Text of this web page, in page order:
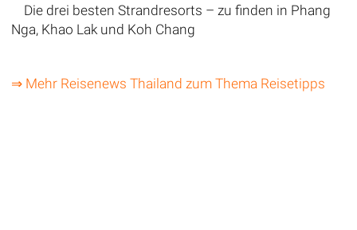
Die drei besten Strandresorts – zu finden in Phang
Nga, Khao Lak und Koh Chang
⇒ Mehr Reisenews Thailand zum Thema Reisetipps